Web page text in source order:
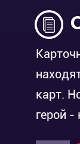
карт.
герой